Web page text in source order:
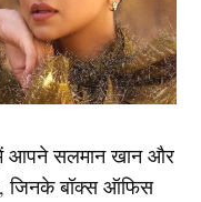
क्रिकेट टीम कि,
टीम के धाकड़
टूर्नामेंट से बाहर हो
है।
आपने सलमान खान और
जिनके बॉक्स ऑफिस